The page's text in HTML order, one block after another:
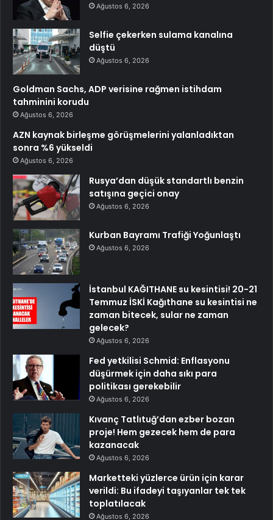
Ağustos 6, 2026
Selfie çekerken sulama kanalına
düştü
Ağustos 6, 2026
Goldman Sachs, ADP verisine rağmen istihdam
tahminini korudu
Ağustos 6, 2026
AZN kaynak birleşme görüşmelerini yalanladıktan
sonra %6 yükseldi
Ağustos 6, 2026
Rusya’dan düşük standartlı benzin
satışına geçici onay
Ağustos 6, 2026
Kurban Bayramı Trafiği Yoğunlaştı
Ağustos 6, 2026
İstanbul KAĞITHANE su kesintisi! 20-21
Temmuz İSKİ Kağıthane su kesintisi ne
zaman bitecek, sular ne zaman
gelecek?
Ağustos 6, 2026
Fed yetkilisi Schmid: Enflasyonu
düşürmek için daha sıkı para
politikası gerekebilir
Ağustos 6, 2026
Kıvanç Tatlıtuğ’dan ezber bozan
proje! Hem gezecek hem de para
kazanacak
Ağustos 6, 2026
Marketteki yüzlerce ürün için karar
verildi: Bu ifadeyi taşıyanlar tek tek
toplatılacak
Ağustos 6, 2026